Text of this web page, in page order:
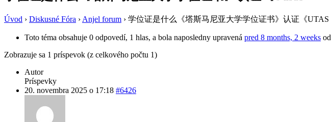
Úvod › Diskusné Fóra › Anjel forum › 学位证是什么《塔斯马尼亚大学学位证书》认证《UTAS
Toto téma obsahuje 0 odpovedí, 1 hlas, a bola naposledny upravená pred 8 months, 2 weeks od
Zobrazuje sa 1 príspevok (z celkového počtu 1)
Autor
Príspevky
20. novembra 2025 o 17:18 #6426